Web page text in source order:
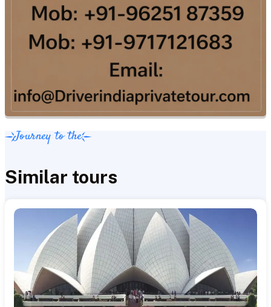
Journey to the
Similar tours